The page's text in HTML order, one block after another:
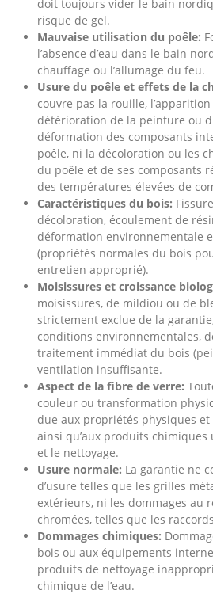
doit toujours vider le bain
risque de gel.
Mauvaise utilisation du poêle:
l’absence d’eau dans le bain
chauffage ou l’allumage du feu.
Usure du poêle et effets de la
couvre pas la rouille, l’apparition
détérioration de la peinture ou
déformation des composants
poêle, ni la décoloration ou les
du poêle et de ses composants
des températures élevées de
Caractéristiques du bois:
décoloration, écoulement de
déformation environnementale
(propriétés normales du bois
entretien approprié).
Moisissures et croissance
moisissures, de mildiou ou de
strictement exclue de la
conditions environnementales,
traitement immédiat du bois
ventilation insuffisante.
Aspect de la fibre de verre:
couleur ou transformation
due aux propriétés physiques et
ainsi qu’aux produits chimiques
et le nettoyage.
Usure normale: La garantie ne
d’usure telles que les grilles
extérieurs, ni les dommages au
chromées, telles que les
Dommages chimiques:
bois ou aux équipements
produits de nettoyage
chimique de l’eau.